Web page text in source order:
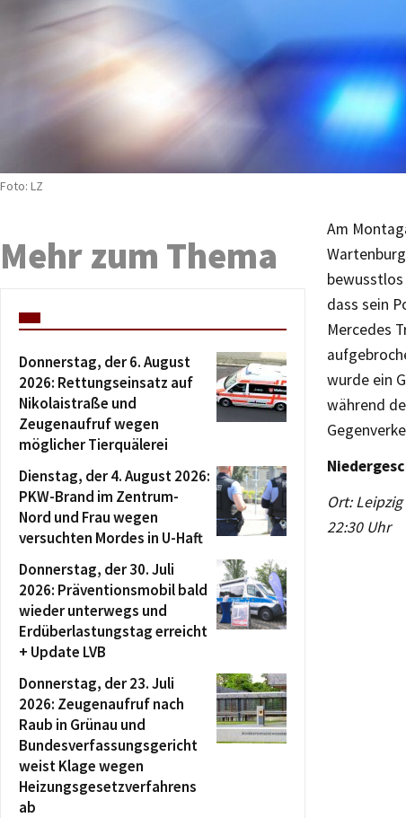
Foto: LZ
Am
dass sein
Mercedes
wurde ein
während
Ort:
22:30 Uhr
Mehr zum Thema
Donnerstag, der 6. August
2026: Rettungseinsatz auf
Nikolaistraße und
Zeugenaufruf wegen
möglicher Tierquälerei
Dienstag, der 4. August 2026:
PKW-Brand im Zentrum-
Nord und Frau wegen
versuchten Mordes in U-Haft
Donnerstag, der 30. Juli
2026: Präventionsmobil bald
wieder unterwegs und
Erdüberlastungstag erreicht
+ Update LVB
Donnerstag, der 23. Juli
2026: Zeugenaufruf nach
Raub in Grünau und
Bundesverfassungsgericht
weist Klage wegen
Heizungsgesetzverfahrens
ab